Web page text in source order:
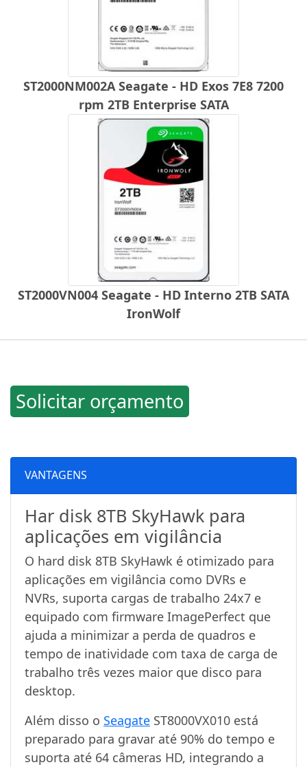
ST2000NM002A Seagate - HD Exos 7E8 7200
rpm 2TB Enterprise SATA
ST2000VN004 Seagate - HD Interno 2TB SATA
IronWolf
Solicitar orçamento
VANTAGENS
Har disk 8TB SkyHawk para
aplicações em vigilância
O hard disk 8TB SkyHawk é otimizado para
aplicações em vigilância como DVRs e
NVRs, suporta cargas de trabalho 24x7 e
equipado com firmware ImagePerfect que
ajuda a minimizar a perda de quadros e
tempo de inatividade com taxa de carga de
trabalho três vezes maior que disco para
desktop.
Além disso o Seagate ST8000VX010 está
preparado para gravar até 90% do tempo e
suporta até 64 câmeras HD, integrando a